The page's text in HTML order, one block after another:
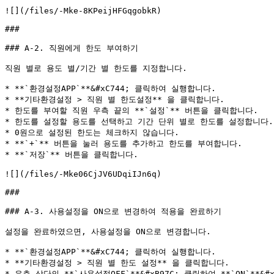
![](/files/-Mke-8KPeijHFGqgobkR)
###
### A-2. 직원에게 한도 부여하기
직원 별로 용도 별/기간 별 한도를 지정합니다.
* **`환경설정APP`**&#xC744; 클릭하여 실행합니다.
* **기타환경설정 > 직원 별 한도설정** 을 클릭합니다.
* 한도를 부여할 직원 우측 끝의 **`설정`** 버튼을 클릭합니다.
* 한도를 설정할 용도를 선택하고 기간 단위 별로 한도를 설정합니다.
* 0원으로 설정된 한도는 체크하지 않습니다.
* **`+`** 버튼을 눌러 용도를 추가하고 한도를 부여합니다.
* **`저장`** 버튼을 클릭합니다.
![](/files/-Mke06CjJV6UDqiIJn6q)
###
### A-3. 사용설정을 ON으로 변경하여 적용을 완료하기
설정을 완료하였으면, 사용설정을 ON으로 변경합니다.
* **`환경설정APP`**&#xC744; 클릭하여 실행합니다.
* **기타환경설정 > 직원 별 한도 설정** 을 클릭합니다.